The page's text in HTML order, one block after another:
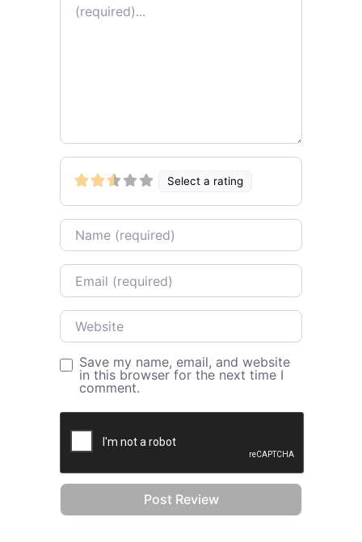
Select a rating
Name
Email
Website
Save my name, email, and website
in this browser for the next time I
comment.